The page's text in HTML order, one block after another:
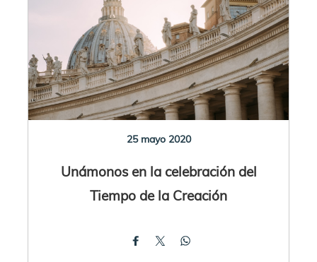
25 mayo 2020
Unámonos en la celebración del
Tiempo de la Creación